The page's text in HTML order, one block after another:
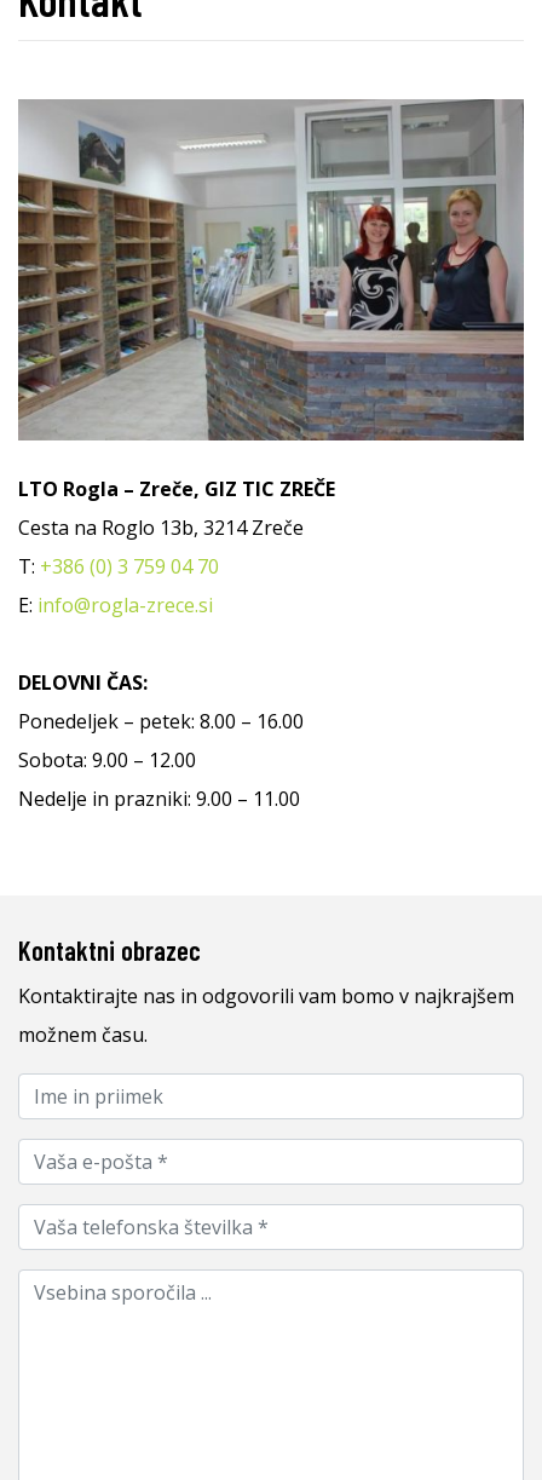
LTO Rogla – Zreče, GIZ TIC ZREČE
Cesta na Roglo 13b, 3214 Zreče
T: +386 (0) 3 759 04 70
E: info@rogla-zrece.si
DELOVNI ČAS:
Ponedeljek – petek: 8.00 – 16.00
Sobota: 9.00 – 12.00
Nedelje in prazniki: 9.00 – 11.00
Kontaktni obrazec
Kontaktirajte nas in odgovorili vam bomo v najkrajšem
možnem času.